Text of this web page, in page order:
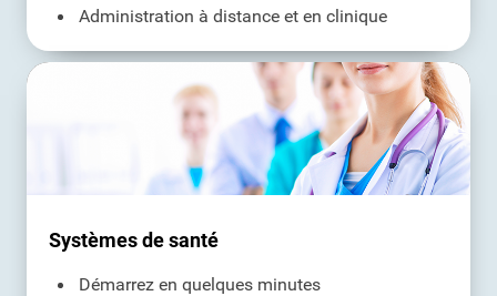
Administration à distance et en clinique
Systèmes de santé
Démarrez en quelques minutes